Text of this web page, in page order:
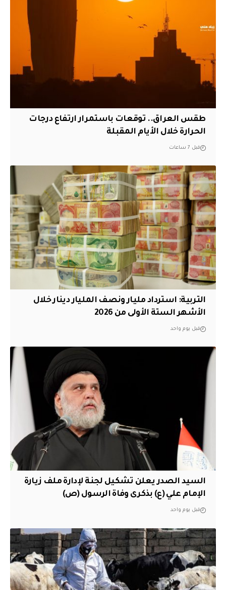
طقس العراق.. توقعات باستمرار ارتفاع درجات
الحرارة خلال الأيام المقبلة
قبل 7 ساعات
التربية: استرداد مليار ونصف المليار دينار خلال
الأشهر الستة الأولى من 2026
قبل يوم واحد
السيد الصدر يعلن تشكيل لجنة لإدارة ملف زيارة
الإمام علي (ع) بذكرى وفاة الرسول (ص)
قبل يوم واحد